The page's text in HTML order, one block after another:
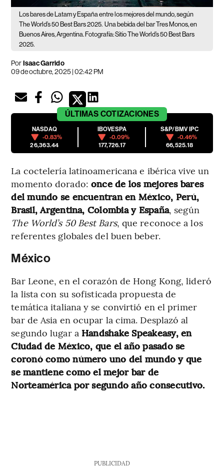
Los bares de Latam y España entre los mejores del mundo, según
The World’s 50 Best Bars 2025. Una bebida del bar Tres Monos, en
Buenos Aires, Argentina. Fotografía: Sitio The World’s 50 Best Bars
2025.
PorIsaac Garrido
09 de octubre, 2025 | 02:42 PM
ÚLTIMAS COTIZACIONES
NASDAQ
-0.83%
26,363.44
IBOVESPA
-0.09%
177,726.17
S&P/BMV IPC
-0.46%
66,525.18
La coctelería latinoamericana e ibérica vive un
momento dorado: once de los mejores bares
del mundo se encuentran en México, Perú,
Brasil, Argentina, Colombia y España, según
The World’s 50 Best Bars, que reconoce a los
referentes globales del buen beber.
México
Bar Leone, en el corazón de Hong Kong, lideró
la lista con su sofisticada propuesta de
temática italiana y se convirtió en el primer
bar de Asia en ocupar la cima. Desplazó al
segundo lugar a Handshake Speakeasy, en
Ciudad de México, que el año pasado se
coronó como número uno del mundo y que
se mantiene como el mejor bar de
Norteamérica por segundo año consecutivo.
PUBLICIDAD